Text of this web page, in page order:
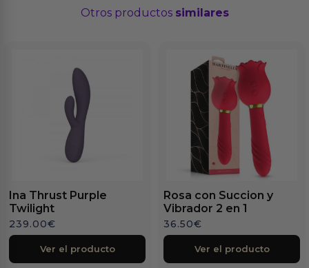
Otros productos similares
Ina Thrust Purple
Twilight
239.00€
Ver el producto
Rosa con Succion y
Vibrador 2 en 1
36.50€
Ver el producto